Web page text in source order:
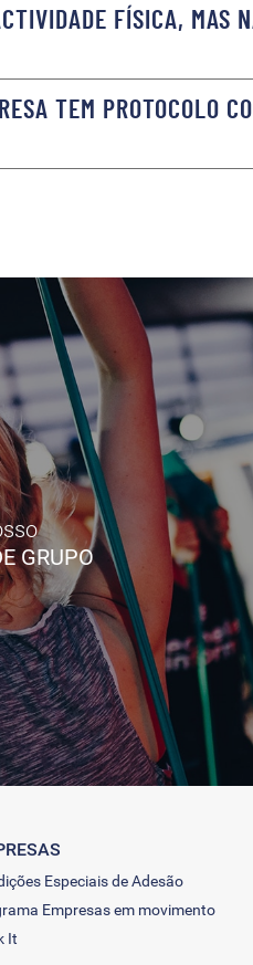
FÍSICA, MAS
TEM PROTOCOLO
GRUPO
Especiais de Adesão
Empresas em movimento
It